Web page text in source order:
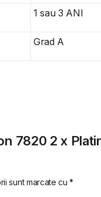
1 sau 3 ANI
Grad A
7820 2 x
sunt marcate cu*